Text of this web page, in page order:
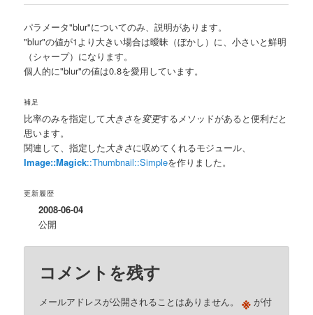
パラメータ"blur"についてのみ、説明があります。
"blur"の値が1より大きい場合は曖昧（ぼかし）に、小さいと鮮明
（シャープ）になります。
個人的に"blur"の値は0.8を愛用しています。
補足
比率のみを指定して大きさを変更するメソッドがあると便利だと
思います。
関連して、指定した大きさに収めてくれるモジュール、
Image::Magick::Thumbnail::Simpleを作りました。
更新履歴
2008-06-04
公開
コメントを残す
メールアドレスが公開されることはありません。 ※ が付